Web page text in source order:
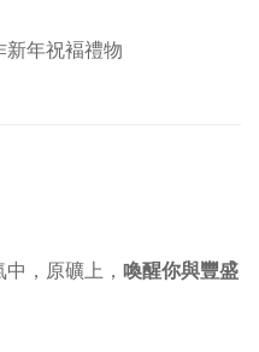
年祝褔禮物
，原礦上 ， 喚醒你與豐盛